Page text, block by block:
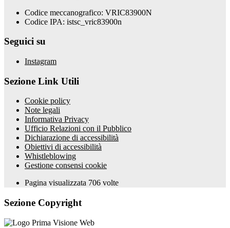
Codice meccanografico: VRIC83900N
Codice IPA: istsc_vric83900n
Seguici su
Instagram
Sezione Link Utili
Cookie policy
Note legali
Informativa Privacy
Ufficio Relazioni con il Pubblico
Dichiarazione di accessibilità
Obiettivi di accessibilità
Whistleblowing
Gestione consensi cookie
Pagina visualizzata 706 volte
Sezione Copyright